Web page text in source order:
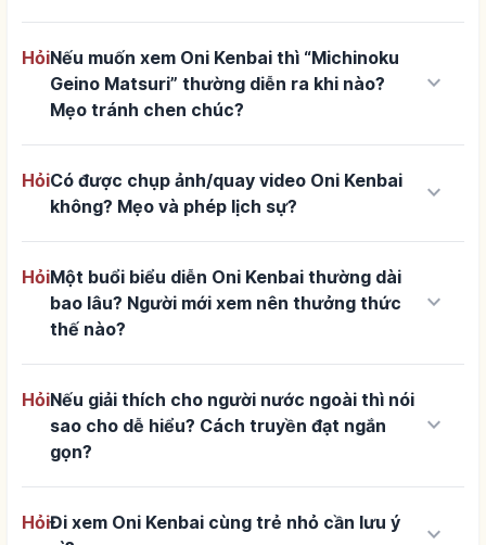
HỏiNếu muốn xem Oni Kenbai thì “Michinoku
Geino Matsuri” thường diễn ra khi nào?
Mẹo tránh chen chúc?
keyboard_arrow_down
HỏiCó được chụp ảnh/quay video Oni Kenbai
không? Mẹo và phép lịch sự?
keyboard_arrow_down
HỏiMột buổi biểu diễn Oni Kenbai thường dài
bao lâu? Người mới xem nên thưởng thức
thế nào?
keyboard_arrow_down
HỏiNếu giải thích cho người nước ngoài thì nói
sao cho dễ hiểu? Cách truyền đạt ngắn
gọn?
keyboard_arrow_down
HỏiĐi xem Oni Kenbai cùng trẻ nhỏ cần lưu ý
keyboard_arrow_down